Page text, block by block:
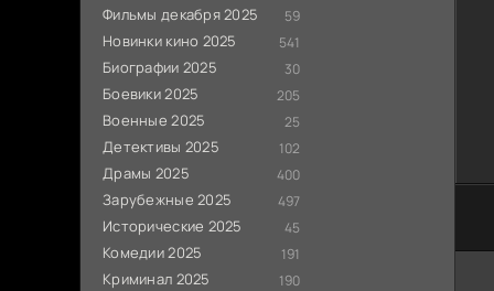
Фильмы декабря 2025 59
Новинки кино 2025 541
Биографии 2025 30
Боевики 2025 205
Военные 2025 25
Детективы 2025 102
Драмы 2025 400
Зарубежные 2025 497
Исторические 2025 45
Комедии 2025 191
Криминал 2025 190